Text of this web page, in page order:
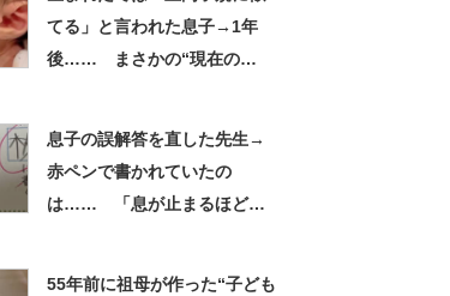
てる」と言われた息子→1年
後…… まさかの“現在の
息子の誤解答を直した先生→
赤ペンで書かれていたの
は…… 「息が止まるほど笑
55年前に祖母が作った“子ども